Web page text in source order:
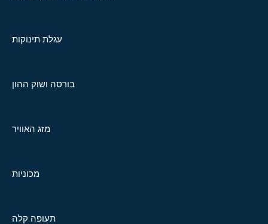
עגלת תינוקות
בורסה ושוק ההון
מזג האוויר
מכוניות
תעופה קלה